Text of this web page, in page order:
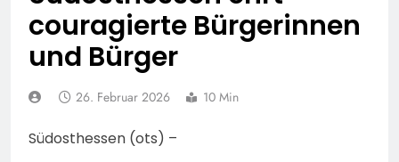
Vermisstenmeldung
POL-F: 260809 – 1018
Frankfurt /
Aschaffenburg:
Jähriger aus Hochheim
couragierte Bürgerinnen
und Bürger
26. Februar 2026 10 Min
Südosthessen (ots) –